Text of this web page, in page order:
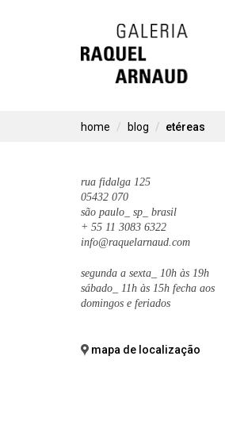
Skip
to
home blog etéreas
rua fidalga 125
05432 070
são paulo_ sp_ brasil
+ 55 11 3083 6322
info@raquelarnaud.com
segunda a sexta_ 10h às 19h
sábado_ 11h às 15h fecha aos
domingos e feriados
mapa de localização